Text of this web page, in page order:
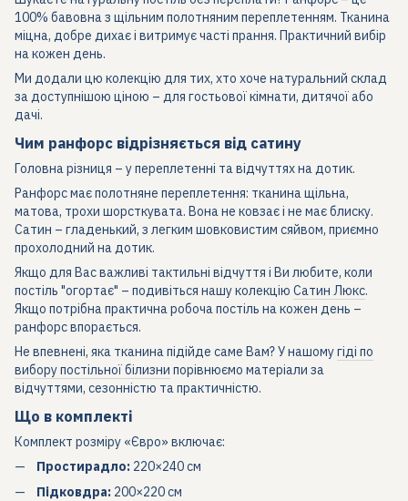
100% бавовна з щільним полотняним переплетенням. Тканина
міцна, добре дихає і витримує часті прання. Практичний вибір
на кожен день.
Ми додали цю колекцію для тих, хто хоче натуральний склад
за доступнішою ціною – для гостьової кімнати, дитячої або
дачі.
Чим ранфорс відрізняється від сатину
Головна різниця – у переплетенні та відчуттях на дотик.
Ранфорс має полотняне переплетення: тканина щільна,
матова, трохи шорсткувата. Вона не ковзає і не має блиску.
Сатин – гладенький, з легким шовковистим сяйвом, приємно
прохолодний на дотик.
Якщо для Вас важливі тактильні відчуття і Ви любите, коли
постіль "огортає" – подивіться нашу колекцію Сатин Люкс.
Якщо потрібна практична робоча постіль на кожен день –
ранфорс впорається.
Не впевнені, яка тканина підійде саме Вам? У нашомугіді по
вибору постільної білизни порівнюємо матеріали за
відчуттями, сезонністю та практичністю.
Що в комплекті
Комплект розміру «Євро» включає:
Простирадло: 220×240 см
Підковдра: 200×220 см